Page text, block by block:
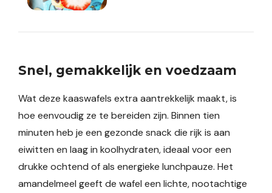
Snel, gemakkelijk en voedzaam
Wat deze kaaswafels extra aantrekkelijk maakt, is
hoe eenvoudig ze te bereiden zijn. Binnen tien
minuten heb je een gezonde snack die rijk is aan
eiwitten en laag in koolhydraten, ideaal voor een
drukke ochtend of als energieke lunchpauze. Het
amandelmeel geeft de wafel een lichte, nootachtige